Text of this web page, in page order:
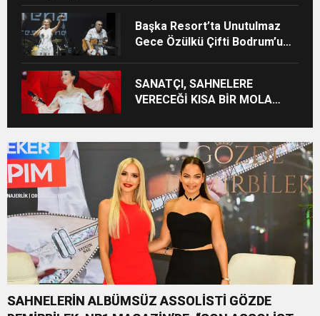
Başka Resort’ta Unutulmaz
Gece Özülkü Çifti Bodrum’u
SANATÇI, SAHNELERE
VERECEĞİ KISA BİR MOLA
KEZ HARBİYE’DE OLACAK!
SAHNELERİN ALBÜMSÜZ ASSOLİSTİ GÖZDE